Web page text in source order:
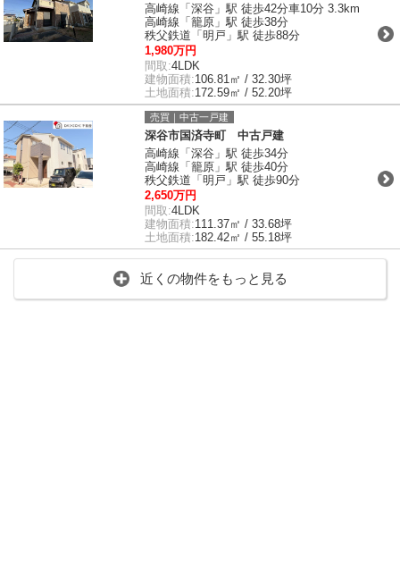
高崎線「深谷」駅 徒歩42分車10分 3.3km
高崎線「籠原」駅 徒歩38分
秩父鉄道「明戸」駅 徒歩88分
1,980万円
間取:4LDK
建物面積:106.81㎡ / 32.30坪
土地面積:172.59㎡ / 52.20坪
売買｜中古一戸建
深谷市国済寺町 中古戸建
高崎線「深谷」駅 徒歩34分
高崎線「籠原」駅 徒歩40分
秩父鉄道「明戸」駅 徒歩90分
2,650万円
間取:4LDK
建物面積:111.37㎡ / 33.68坪
土地面積:182.42㎡ / 55.18坪
近くの物件をもっと見る